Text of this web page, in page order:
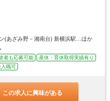
(あざみ野－湘南台) 新横浜駅…ほか
者も応募可能
産休・育休取得実績有り
入職可
この求人に興味がある